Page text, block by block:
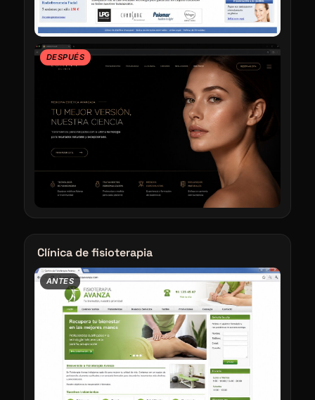
DESPUÉS
Clínica de fisioterapia
ANTES